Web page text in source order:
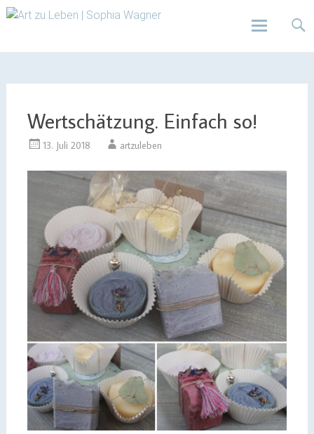
Art zu Leben | Sophia
Wertschätzung. Einfach so!
13. Juli 2018 artzuleben